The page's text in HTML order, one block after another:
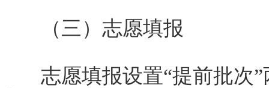
（三）志愿填报
志愿填报设置“提前批次”